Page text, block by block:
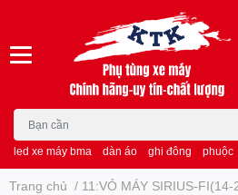
led xe máy bma dàn áo ghi đông phuộc
Trang chủ / 11:VỎ MÁY SIRIUS-FI(14-